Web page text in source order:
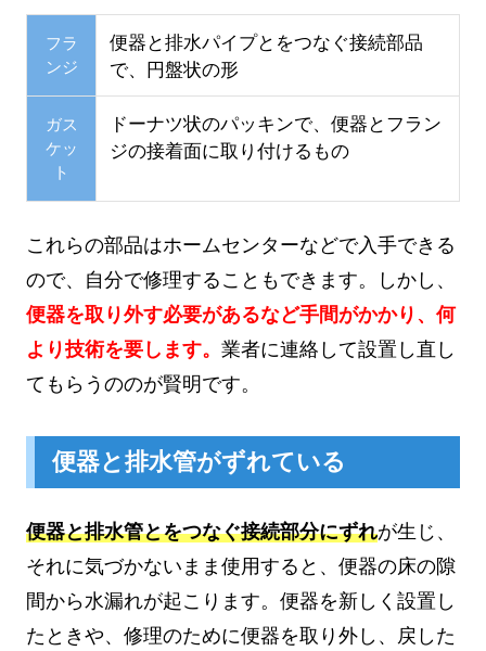
フラ
ンジ
便器と排水パイプとをつなぐ接続部品
で、円盤状の形
ガス
ケッ
ト
ドーナツ状のパッキンで、便器とフラン
ジの接着面に取り付けるもの
これらの部品はホームセンターなどで入手できる
ので、自分で修理することもできます。しかし、
便器を取り外す必要があるなど手間がかかり、何
より技術を要します。 業者に連絡して設置し直し
てもらうののが賢明です。
便器と排水管がずれている
便器と排水管とをつなぐ接続部分にずれが生じ、
それに気づかないまま使用すると、便器の床の隙
間から水漏れが起こります。便器を新しく設置し
たときや、修理のために便器を取り外し、戻した